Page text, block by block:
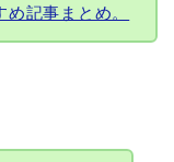
記事まとめ。